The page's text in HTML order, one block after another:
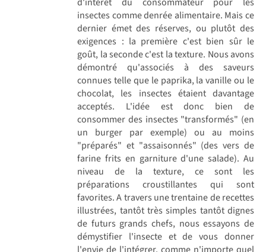
insectes comme denrée alimentaire. Mais ce
dernier émet des réserves, ou plutôt des
exigences : la première c'est bien sûr le
goût, la seconde c'est la texture. Nous avons
démontré qu'associés à des saveurs
connues telle que le paprika, la vanille ou le
chocolat, les insectes étaient davantage
acceptés. L'idée est donc bien de
consommer des insectes "transformés" (en
un burger par exemple) ou au moins
"préparés" et "assaisonnés" (des vers de
farine frits en garniture d'une salade). Au
niveau de la texture, ce sont les
préparations croustillantes qui sont
favorites. A travers une trentaine de recettes
illustrées, tantôt très simples tantôt dignes
de futurs grands chefs, nous essayons de
démystifier l'insecte et de vous donner